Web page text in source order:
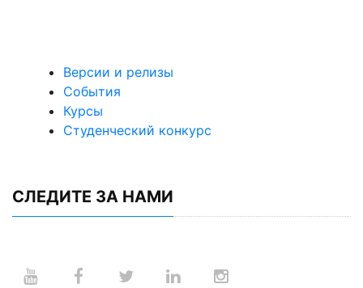
Версии и релизы
События
Курсы
Студенческий конкурс
СЛЕДИТЕ ЗА НАМИ